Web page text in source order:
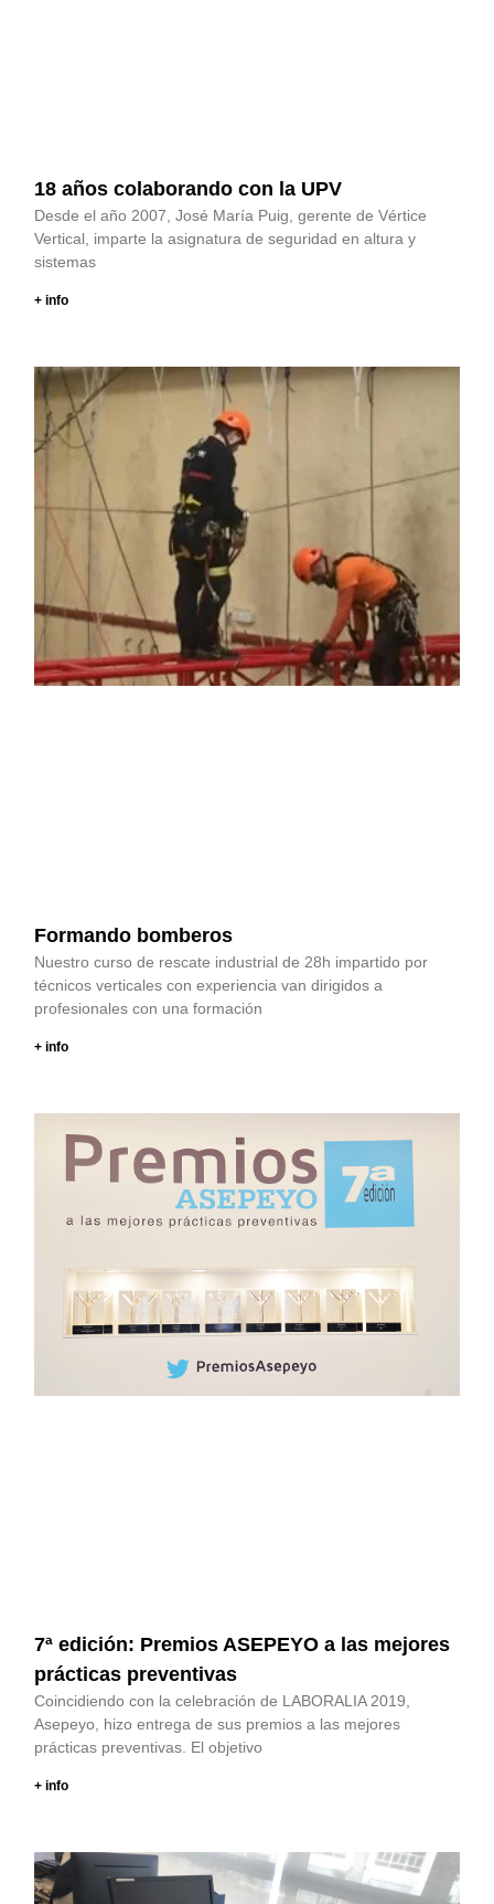
18 años colaborando con la UPV
Desde el año 2007, José María Puig, gerente de Vértice
Vertical, imparte la asignatura de seguridad en altura y
sistemas
+ info
Formando bomberos
Nuestro curso de rescate industrial de 28h impartido por
técnicos verticales con experiencia van dirigidos a
profesionales con una formación
+ info
7ª edición: Premios ASEPEYO a las mejores
prácticas preventivas
Coincidiendo con la celebración de LABORALIA 2019,
Asepeyo, hizo entrega de sus premios a las mejores
prácticas preventivas. El objetivo
+ info